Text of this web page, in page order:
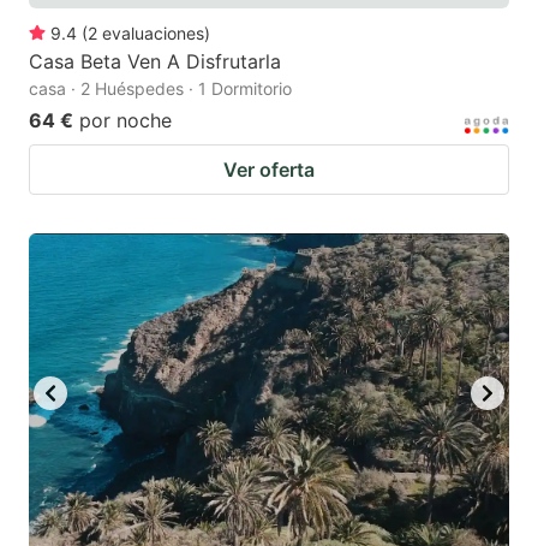
9.4 (2 evaluaciones)
Casa Beta Ven A Disfrutarla
casa · 2 Huéspedes · 1 Dormitorio
64 € por noche
Ver oferta